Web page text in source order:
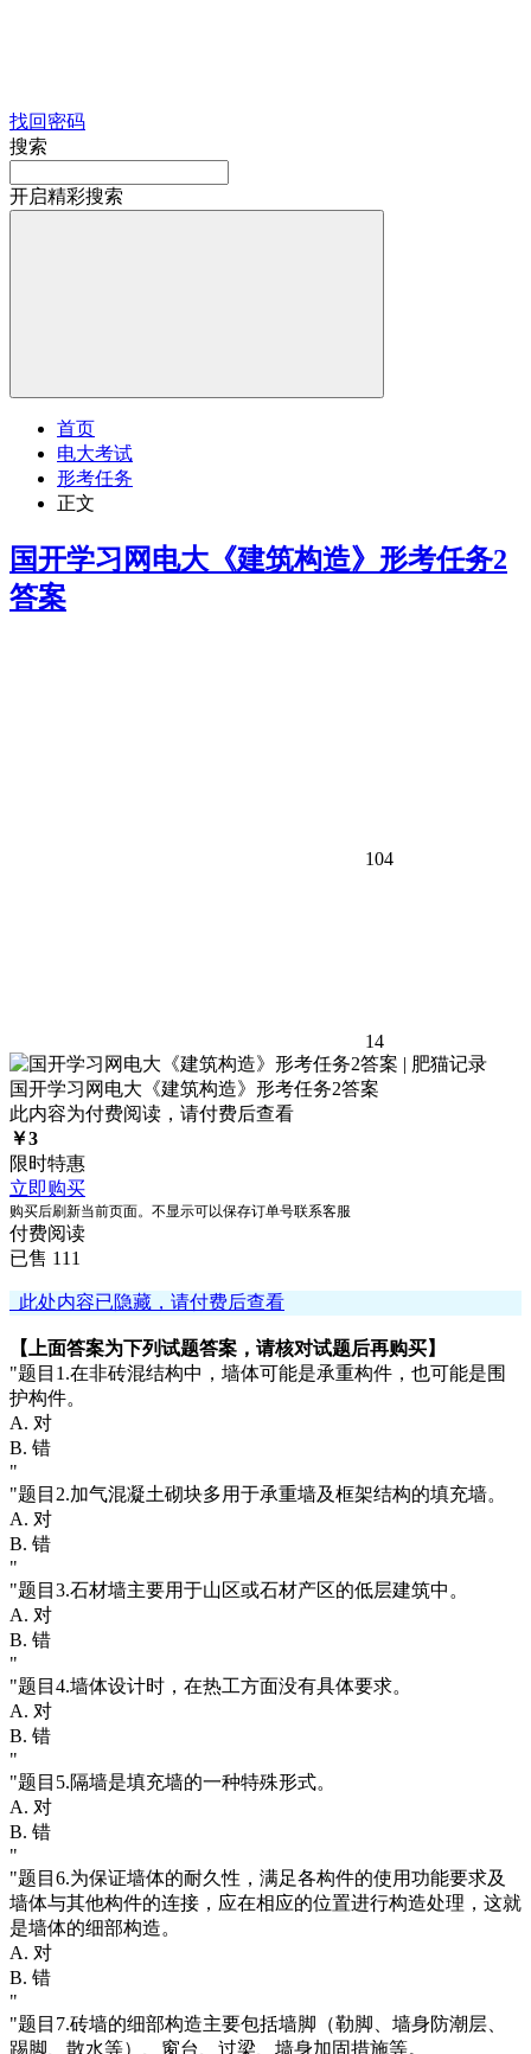
找回密码
搜索
开启精彩搜索
首页
电大考试
形考任务
正文
国开学习网电大《建筑构造》形考任务2
答案
104
14
国开学习网电大《建筑构造》形考任务2答案
此内容为付费阅读，请付费后查看
￥3
限时特惠
立即购买
购买后刷新当前页面。不显示可以保存订单号联系客服
付费阅读
已售 111
此处内容已隐藏，请付费后查看
【上面答案为下列试题答案，请核对试题后再购买】
"题目1.在非砖混结构中，墙体可能是承重构件，也可能是围
护构件。
A. 对
B. 错
"
"题目2.加气混凝土砌块多用于承重墙及框架结构的填充墙。
A. 对
B. 错
"
"题目3.石材墙主要用于山区或石材产区的低层建筑中。
A. 对
B. 错
"
"题目4.墙体设计时，在热工方面没有具体要求。
A. 对
B. 错
"
"题目5.隔墙是填充墙的一种特殊形式。
A. 对
B. 错
"
"题目6.为保证墙体的耐久性，满足各构件的使用功能要求及
墙体与其他构件的连接，应在相应的位置进行构造处理，这就
是墙体的细部构造。
A. 对
B. 错
"
"题目7.砖墙的细部构造主要包括墙脚（勒脚、墙身防潮层、
踢脚、散水等）、窗台、过梁、墙身加固措施等。